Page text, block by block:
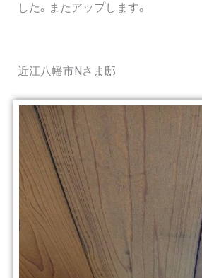
した。またアップします。
近江八幡市Nさま邸